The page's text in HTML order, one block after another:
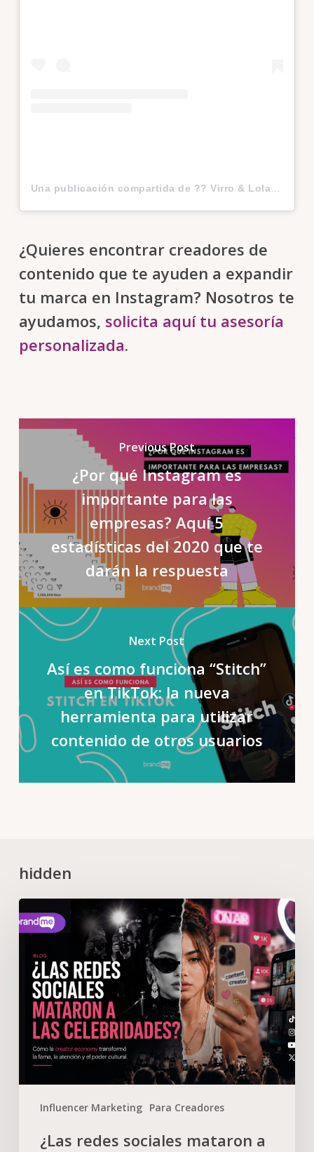
Una publicación compartida de ?? Virro & Lola ?? (@virroylola)
¿Quieres encontrar creadores de
contenido que te ayuden a expandir
tu marca en Instagram? Nosotros te
ayudamos, solicita aquí tu asesoría
personalizada.
Previous Post
¿Por qué Instagram es
importante para las
empresas? Aquí 5
estadísticas del 2020 que te
darán la respuesta
Next Post
Así es como funciona “Stitch”
en TikTok: la nueva
herramienta para utilizar
contenido de otros usuarios
hidden
Influencer Marketing Para Creadores
¿Las redes sociales mataron a